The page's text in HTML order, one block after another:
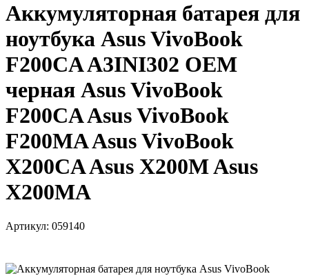
Аккумуляторная батарея для
ноутбука Asus VivoBook
F200CA A3INI302 OEM
черная Asus VivoBook
F200CA Asus VivoBook
F200MA Asus VivoBook
X200CA Asus X200M Asus
X200MA
Артикул: 059140